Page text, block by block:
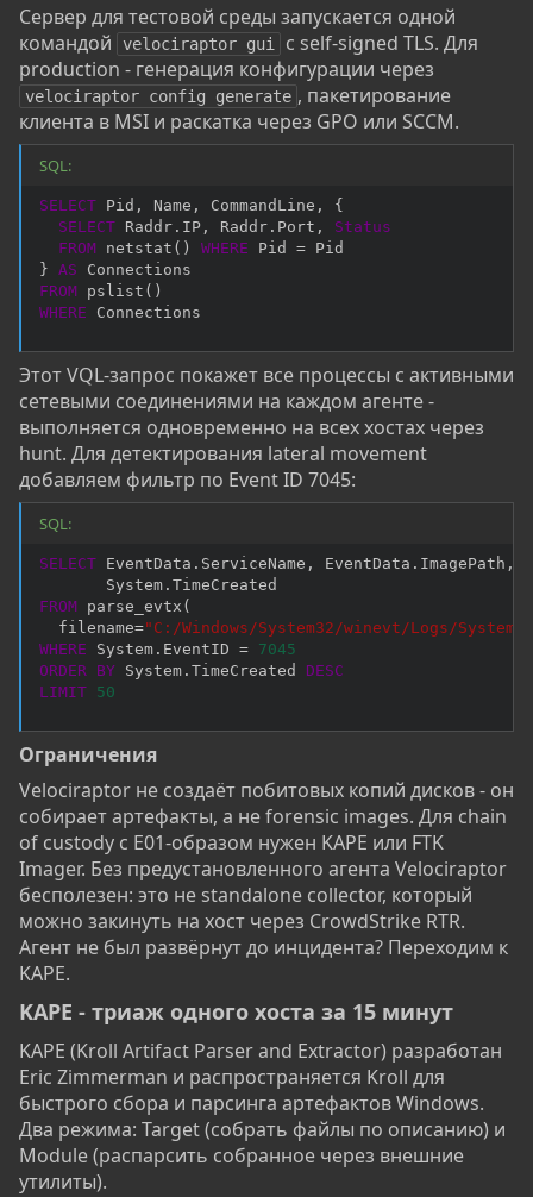
Сервер для тестовой среды запускается одной
командой
velociraptor gui
с self-signed TLS. Для
production - генерация конфигурации через
velociraptor config generate , пакетирование
клиента в MSI и раскатка через GPO или SCCM.
SQL:
SELECT Pid , Name , CommandLine ,
{
SELECT Raddr . IP , Raddr . Port ,
Status
FROM netstat ( ) WHERE Pid = Pid
} AS
FROM pslist ( )
WHERE Connections
Этот VQL-запрос покажет все процессы с активными
сетевыми соединениями на каждом агенте -
выполняется одновременно на всех хостах через
hunt. Для детектирования lateral movement
добавляем фильтр по Event ID 7045:
SQL:
SELECT EventData . ServiceName , EventData . ImagePath ,
       System
.
FROM parse_evtx (
  filename
="C:/Windows/System32/winevt/Logs/
WHERE System . EventID = 7045
ORDER BY System . TimeCreated DESC
LIMIT 50
Ограничения​
Velociraptor не создаёт побитовых копий дисков - он
собирает артефакты, а не forensic images. Для chain
of custody с E01-образом нужен KAPE или FTK
Imager. Без предустановленного агента Velociraptor
бесполезен: это не standalone collector, который
можно закинуть на хост через CrowdStrike RTR.
Агент не был развёрнут до инцидента? Переходим к
KAPE.
KAPE - триаж одного хоста за 15 минут​
KAPE (Kroll Artifact Parser and Extractor) разработан
Eric Zimmerman и распространяется Kroll для
быстрого сбора и парсинга артефактов Windows.
Два режима: Target (собрать файлы по описанию) и
Module (распарсить собранное через внешние
утилиты).